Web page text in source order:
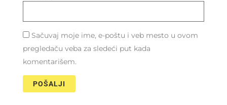
Sačuvaj moje ime, e-poštu i veb mesto u ovom
pregledaču veba za sledeći put kada
komentarišem.